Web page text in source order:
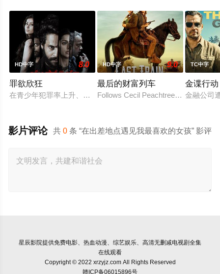
HD中字 8.0
罪欲欣狂
在青少年犯罪率上升、价值观逐渐消退的当下，社会不得不面
HD中字 9.0
最后的财富列车
Follows Cecil Peachtree, a
TC中字
金谍行动
金融公司
共0 条 “在出差地点遇见我最喜欢的女孩” 影评
影片评论
星辰影院提供免费电影、热血动漫、综艺娱乐、高清无删减电视剧全集
在线观看
Copyright © 2022 xrzyjz.com All Rights Reserved
赣ICP备06015896号